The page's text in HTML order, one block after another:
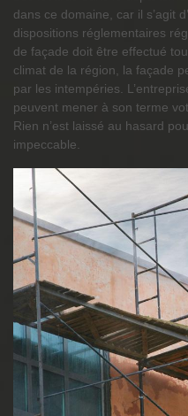
dans ce domaine, car il s’agit
dispositions réglementaires
de façade doit être effectué
climat de la région, la façade
par les intempéries.
peuvent mener à son terme
Rien n’est laissé au hasard
impeccable.